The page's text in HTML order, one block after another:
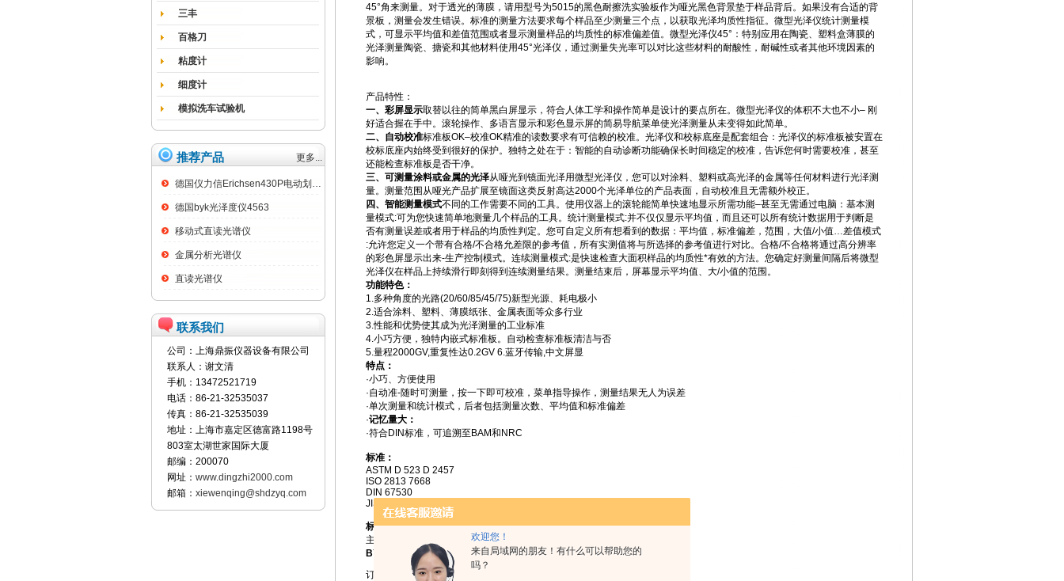
欢迎您！
来自局域网的朋友！有什么可以帮助您的
吗？
三丰
百格刀
粘度计
细度计
模拟洗车试验机
推荐产品 更多...
德国仪力信Erichsen430P电动划格试验仪
德国byk光泽度仪4563
移动式直读光谱仪
金属分析光谱仪
直读光谱仪
联系我们
公司：上海鼎振仪器设备有限公司
联系人：谢文清
手机：13472521719
电话：86-21-32535037
传真：86-21-32535039
地址：上海市嘉定区德富路1198号
803室太湖世家国际大厦
邮编：200070
网址： www.dingzhi2000.com
邮箱： xiewenqing@shdzyq.com
45°角来测量。对于透光的薄膜，请用型号为5015的黑色耐擦洗实验板作为哑光黑色背景垫于样品背后。如果没有合适的背
景板，测量会发生错误。标准的测量方法要求每个样品至少测量三个点，以获取光泽均质性指征。微型光泽仪统计测量模
式，可显示平均值和差值范围或者显示测量样品的均质性的标准偏差值。微型光泽仪45°：特别应用在陶瓷、塑料盒薄膜的
光泽测量陶瓷、搪瓷和其他材料使用45°光泽仪，通过测量失光率可以对比这些材料的耐酸性，耐碱性或者其他环境因素的
影响。
产品特性：
一、彩屏显示取替以往的简单黑白屏显示，符合人体工学和操作简单是设计的要点所在。微型光泽仪的体积不大也不小– 刚
好适合握在手中。滚轮操作、多语言显示和彩色显示屏的简易导航菜单使光泽测量从未变得如此简单。
二、自动校准标准板OK–校准OK精准的读数要求有可信赖的校准。光泽仪和校标底座是配套组合：光泽仪的标准板被安置在
校标底座内始终受到很好的保护。独特之处在于：智能的自动诊断功能确保长时间稳定的校准，告诉您何时需要校准，甚至
还能检查标准板是否干净。
三、可测量涂料或金属的光泽从哑光到镜面光泽用微型光泽仪，您可以对涂料、塑料或高光泽的金属等任何材料进行光泽测
量。测量范围从哑光产品扩展至镜面这类反射高达2000个光泽单位的产品表面，自动校准且无需额外校正。
四、智能测量模式不同的工作需要不同的工具。使用仪器上的滚轮能简单快速地显示所需功能–甚至无需通过电脑：基本测
量模式:可为您快速简单地测量几个样品的工具。统计测量模式:并不仅仅显示平均值，而且还可以所有统计数据用于判断是
否有测量误差或者用于样品的均质性判定。您可自定义所有想看到的数据：平均值，标准偏差，范围，大值/小值…差值模式
:允许您定义一个带有合格/不合格允差限的参考值，所有实测值将与所选择的参考值进行对比。合格/不合格将通过高分辨率
的彩色屏显示出来-生产控制模式。连续测量模式:是快速检查大面积样品的均质性*有效的方法。您确定好测量间隔后将微型
光泽仪在样品上持续滑行即刻得到连续测量结果。测量结束后，屏幕显示平均值、大/小值的范围。
功能特色：
1.多种角度的光路(20/60/85/45/75)新型光源、耗电极小
2.适合涂料、塑料、薄膜纸张、金属表面等众多行业
3.性能和优势使其成为光泽测量的工业标准
4.小巧方便，独特内嵌式标准板。自动检查标准板清洁与否
5.量程2000GV,重复性达0.2GV 6.蓝牙传输,中文屏显
特点：
·小巧、方便使用
·自动准-随时可测量，按一下即可校准，菜单指导操作，测量结果无人为误差
·单次测量和统计模式，后者包括测量次数、平均值和标准偏差
·记忆量大：
·符合DIN标准，可追溯至BAM和NRC
标准：
ASTM D 523 D 2457
ISO 2813 7668
DIN 67530
JIS Z 8741
标准配置：
主机、校准底座、可追溯的证书、USB线缆，电池、操作手册、携带箱。
BYK微型光泽仪选型：
订购信息